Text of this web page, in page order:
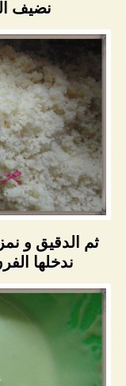
نضيف
ثم الدقيق و
ندخلها الفرن 12 دقيقة على